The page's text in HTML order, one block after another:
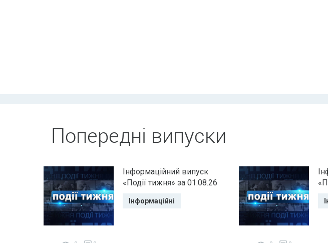
Попередні випуски
Інформаційний випуск
«Події тижня» за 01.08.26
Інформаційні